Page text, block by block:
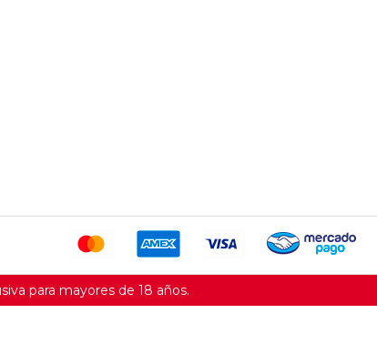
para mayores de 18 años.